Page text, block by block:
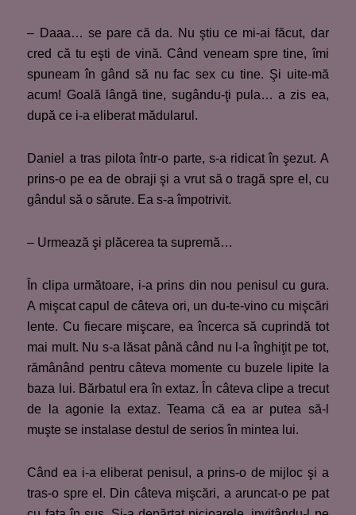
– Daaa… se pare că da. Nu ştiu ce mi-ai făcut, dar
cred că tu eşti de vină. Când veneam spre tine, îmi
spuneam în gând să nu fac sex cu tine. Şi uite-mă
acum! Goală lângă tine, sugându-ţi pula… a zis ea,
după ce i-a eliberat mădularul.
Daniel a tras pilota într-o parte, s-a ridicat în şezut. A
prins-o pe ea de obraji şi a vrut să o tragă spre el, cu
gândul să o sărute. Ea s-a împotrivit.
– Urmează şi plăcerea ta supremă…
În clipa următoare, i-a prins din nou penisul cu gura.
A mişcat capul de câteva ori, un du-te-vino cu mişcări
lente. Cu fiecare mişcare, ea încerca să cuprindă tot
mai mult. Nu s-a lăsat până când nu l-a înghiţit pe tot,
rămânând pentru câteva momente cu buzele lipite la
baza lui. Bărbatul era în extaz. În câteva clipe a trecut
de la agonie la extaz. Teama că ea ar putea să-l
muşte se instalase destul de serios în mintea lui.
Când ea i-a eliberat penisul, a prins-o de mijloc şi a
tras-o spre el. Din câteva mişcări, a aruncat-o pe pat